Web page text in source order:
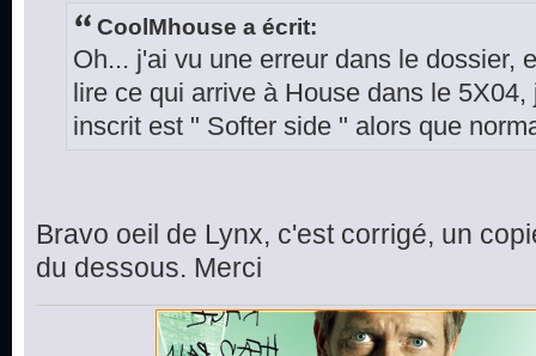
CoolMhouse a écrit:
Oh... j'ai vu une erreur dans le dossier,
lire ce qui arrive à House dans le
inscrit est " Softer side " alors que
Bravo oeil de Lynx, c'est corrigé, un
du dessous. Merci